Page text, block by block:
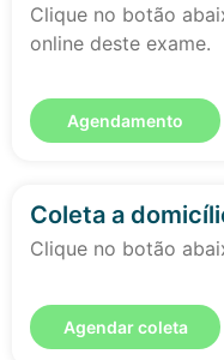
Clique no botão
online deste exame.
Agendamento
Coleta a
Clique no botão
Agendar coleta